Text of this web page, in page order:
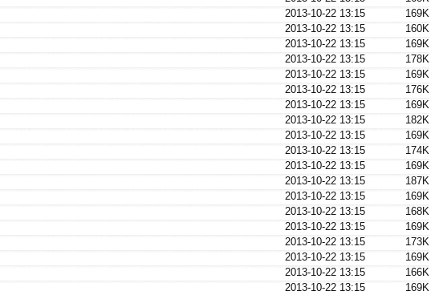
2013-10-22 13:15
169K
2013-10-22 13:15
160K
2013-10-22 13:15
169K
2013-10-22 13:15
178K
2013-10-22 13:15
169K
2013-10-22 13:15
176K
2013-10-22 13:15
169K
2013-10-22 13:15
182K
2013-10-22 13:15
169K
2013-10-22 13:15
174K
2013-10-22 13:15
169K
2013-10-22 13:15
187K
2013-10-22 13:15
169K
2013-10-22 13:15
168K
2013-10-22 13:15
169K
2013-10-22 13:15
173K
2013-10-22 13:15
169K
2013-10-22 13:15
166K
2013-10-22 13:15
169K